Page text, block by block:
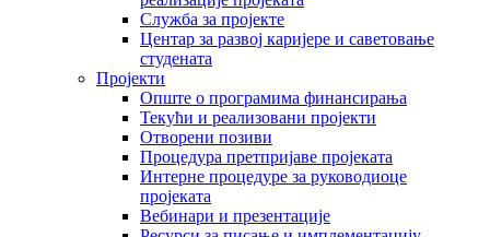
Служба за пројекте
Центар за развој каријере и саветовање
студената
Пројекти
Опште о програмима финансирања
Текући и реализовани пројекти
Отворени позиви
Процедура претпријаве пројеката
Интерне процедуре за руководиоце
пројеката
Вебинари и презентације